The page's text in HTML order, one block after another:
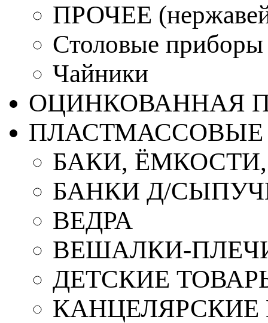
ПРОЧЕЕ
Столовые приборы
Чайники
ОЦИНКОВАННАЯ
ПЛАСТМАССОВЫЕ
БАКИ,
БАНКИ Д/
ВЕДРА
ВЕШАЛКИ-
ДЕТСКИЕ